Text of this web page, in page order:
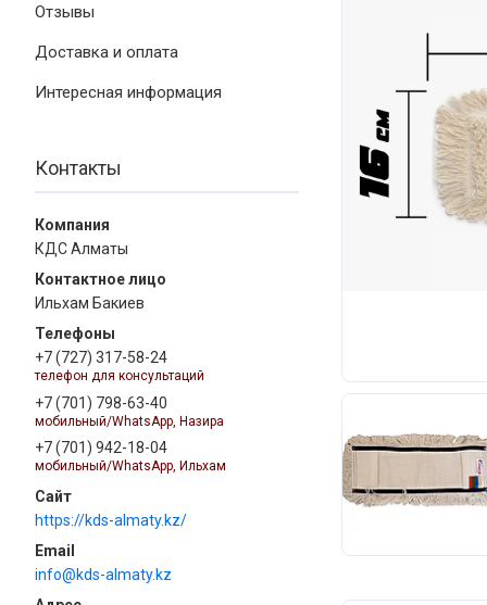
Отзывы
Доставка и оплата
Интересная информация
Контакты
КДС Алматы
Ильхам Бакиев
+7 (727) 317-58-24
телефон для консультаций
+7 (701) 798-63-40
мобильный/WhatsApp, Назира
+7 (701) 942-18-04
мобильный/WhatsApp, Ильхам
https://kds-almaty.kz/
info@kds-almaty.kz